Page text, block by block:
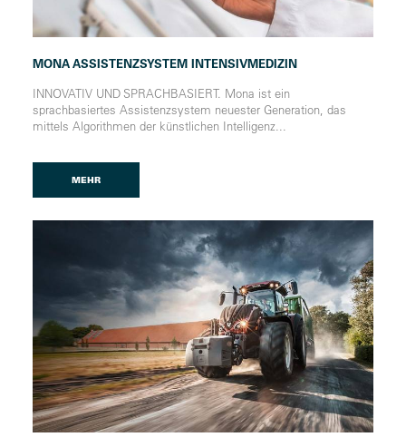
MONA ASSISTENZSYSTEM INTENSIVMEDIZIN
INNOVATIV UND SPRACHBASIERT. Mona ist ein
sprachbasiertes Assistenzsystem neuester Generation, das
mittels Algorithmen der künstlichen Intelligenz...
MEHR